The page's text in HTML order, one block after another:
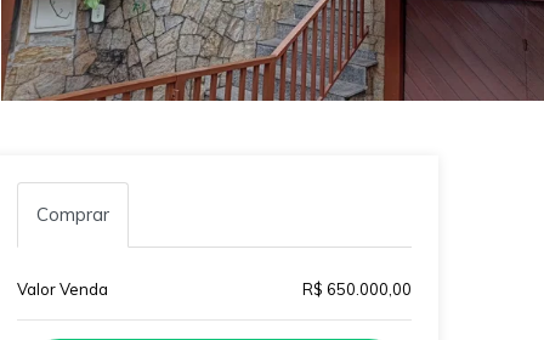
Comprar
Valor Venda R$ 650.000,00